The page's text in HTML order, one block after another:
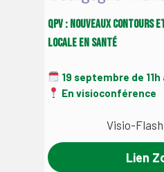
QPV : nouveaux contours
locale en santé
19 septembre de 11h
En visioconférence
Visio-Flash
Lien